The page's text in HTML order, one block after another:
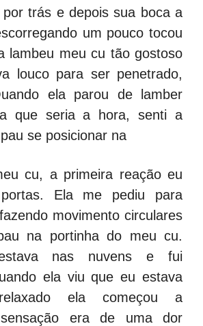
por trás e depois sua boca a
um pouco tocou
lambeu meu cu tão gostoso
louco para ser penetrado,
ela parou de lamber
que seria a hora, senti a
se posicionar na
cu, a primeira reação eu
Ela me pediu para
movimento circulares
na portinha do meu cu.
nas nuvens e fui
ela viu que eu estava
ela começou a
era de uma dor